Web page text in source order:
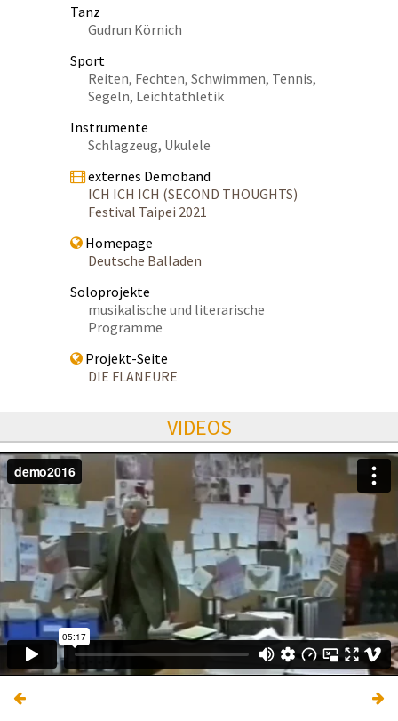
Tanz
Gudrun Körnich
Sport
Reiten, Fechten, Schwimmen, Tennis,
Segeln, Leichtathletik
Instrumente
Schlagzeug, Ukulele
externes Demoband
ICH ICH ICH (SECOND THOUGHTS)
Festival Taipei 2021
Homepage
Deutsche Balladen
Soloprojekte
musikalische und literarische
Programme
Projekt-Seite
DIE FLANEURE
VIDEOS